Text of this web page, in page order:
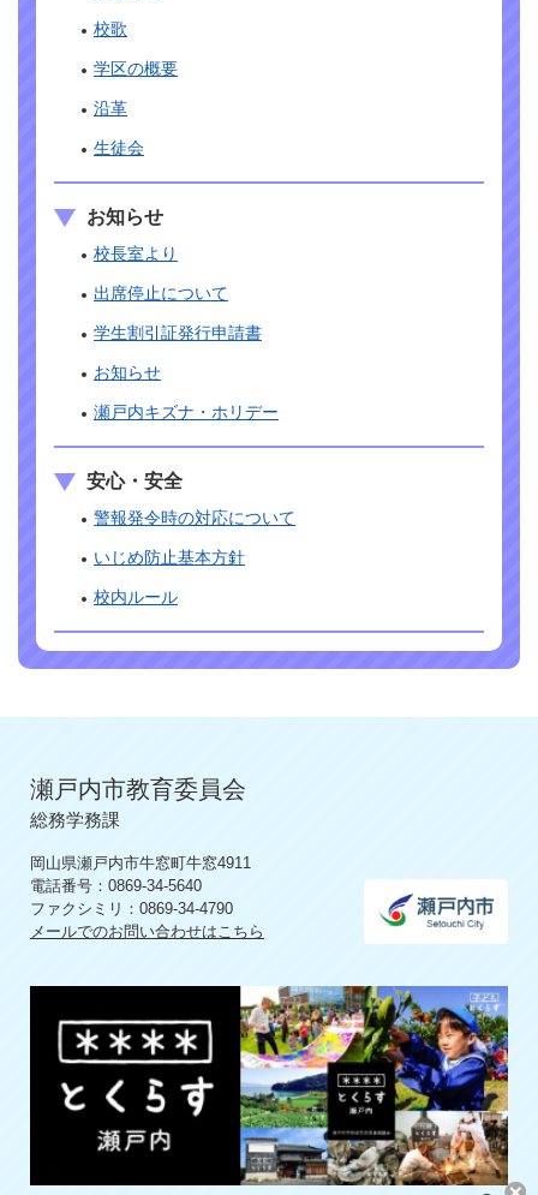
校歌
学区の概要
沿革
生徒会
お知らせ
校長室より
出席停止について
学生割引証発行申請書
お知らせ
瀬戸内キズナ・ホリデー
安心・安全
警報発令時の対応について
いじめ防止基本方針
校内ルール
瀬戸内市教育委員会
総務学務課
岡山県瀬戸内市牛窓町牛窓4911
電話番号：0869-34-5640
ファクシミリ：0869-34-4790
メールでのお問い合わせはこちら